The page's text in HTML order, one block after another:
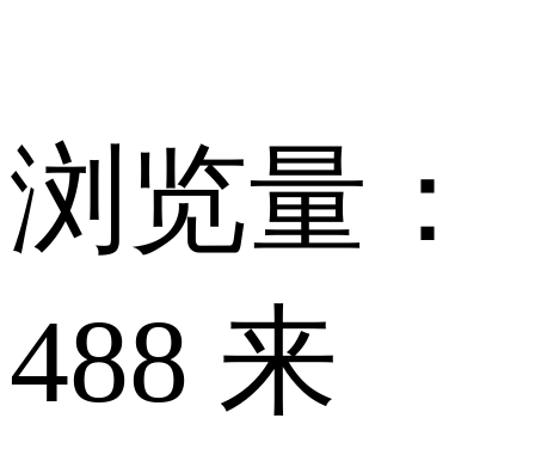
浏览量：
488 来